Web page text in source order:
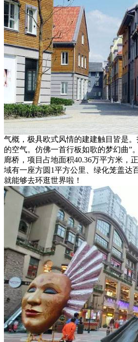
气概，极具欧式风情的建建触目皆是
的空气。仿佛一首行板如歌的梦幻曲”
廊桥，项目占地面积40.36万平方米，
域有一座方圆1平方公里、绿化笼盖达
就能够去环逛世界啦！